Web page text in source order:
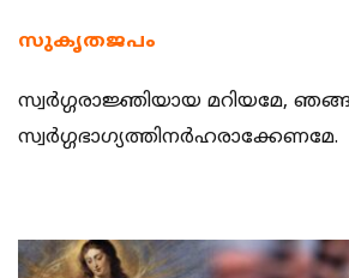
സുകൃതജപം
സ്വര്‍ഗ്ഗരാജ്ഞിയായ മറിയമേ,
സ്വര്‍ഗ്ഗഭാഗ്യത്തിനര്‍ഹരാക്കേണമേ.